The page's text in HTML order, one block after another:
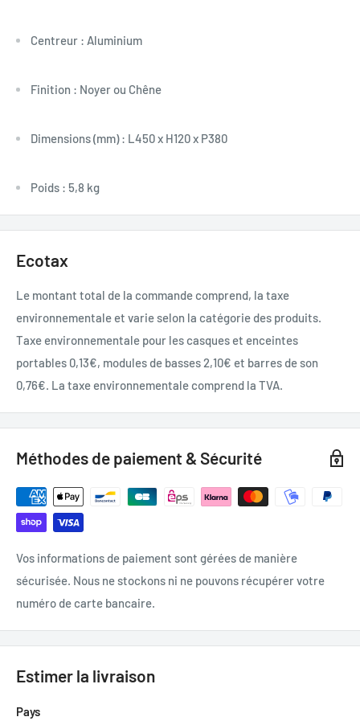
Centreur : Aluminium
Finition : Noyer ou Chêne
Dimensions (mm) : L450 x H120 x P380
Poids : 5,8 kg
Ecotax
Le montant total de la commande comprend, la taxe
environnementale et varie selon la catégorie des produits.
Taxe environnementale pour les casques et enceintes
portables 0,13€, modules de basses 2,10€ et barres de son
0,76€. La taxe environnementale comprend la TVA.
Méthodes de paiement & Sécurité
Vos informations de paiement sont gérées de manière
sécurisée. Nous ne stockons ni ne pouvons récupérer votre
numéro de carte bancaire.
Estimer la livraison
Pays